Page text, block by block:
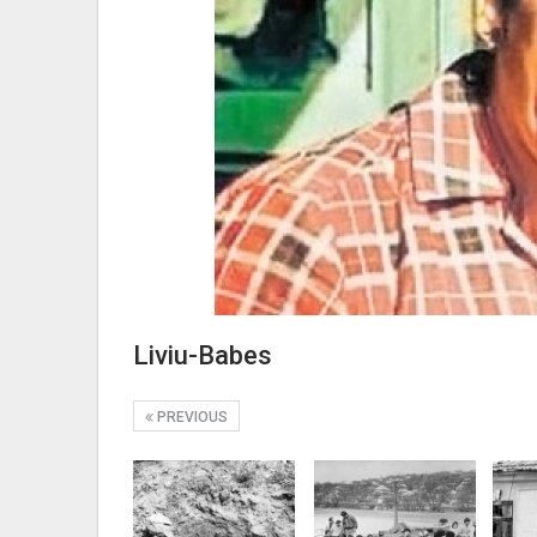
Liviu-Babes
PREVIOUS